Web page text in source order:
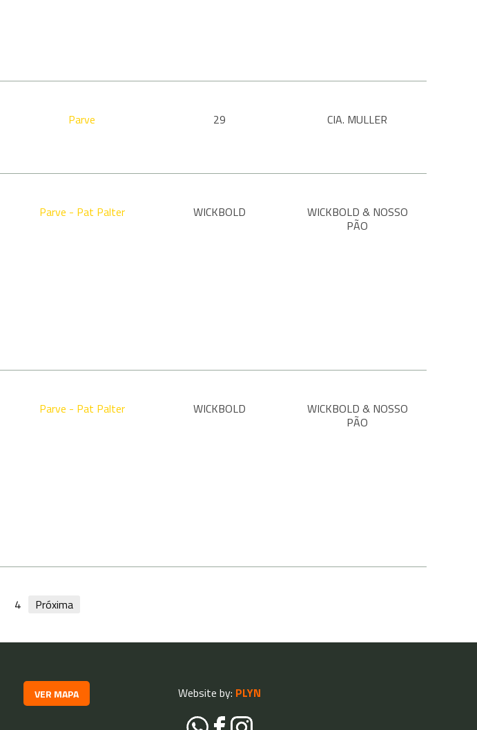
Parve 29 CIA. MULLER
Parve - Pat Palter WICKBOLD
WICKBOLD & NOSSO
PÃO
Parve - Pat Palter WICKBOLD
WICKBOLD & NOSSO
PÃO
4 Próxima
VER MAPA Website by: PLYN